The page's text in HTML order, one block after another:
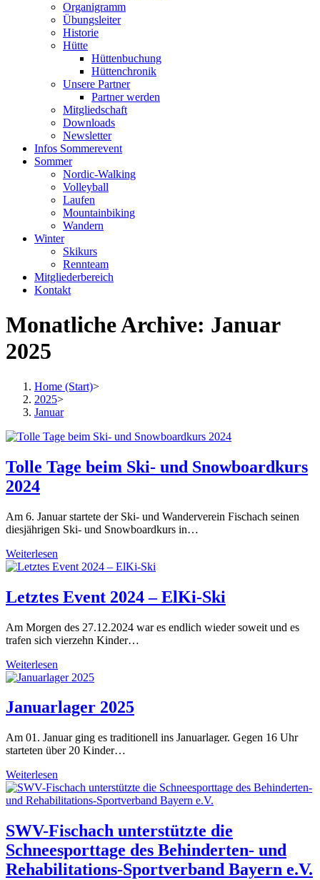
Organigramm
Übungsleiter
Historie
Hütte
Hüttenbuchung
Hüttenchronik
Unsere Partner
Partner werden
Mitgliedschaft
Downloads
Newsletter
Infos Sommerevent
Sommer
Nordic-Walking
Volleyball
Laufen
Mountainbiking
Wandern
Winter
Skikurs
Rennteam
Mitgliederbereich
Kontakt
Monatliche Archive: Januar
2025
Home (Start)>
2025>
Januar
Tolle Tage beim Ski- und Snowboardkurs
2024
Am 6. Januar startete der Ski- und Wanderverein Fischach seinen
diesjährigen Ski- und Snowboardkurs in…
Weiterlesen
Tage
Ski-
und
2024
Letztes Event 2024 – ElKi-Ski
Am Morgen des 27.12.2024 war es endlich wieder soweit und es
trafen sich vierzehn Kinder…
Weiterlesen
Event
–
ElKi-
Januarlager 2025
Am 01. Januar ging es traditionell ins Januarlager. Gegen 16 Uhr
starteten über 20 Kinder…
Weiterlesen
2025
SWV-Fischach unterstützte die
Schneesporttage des Behinderten- und
Rehabilitations-Sportverband Bayern e.V.